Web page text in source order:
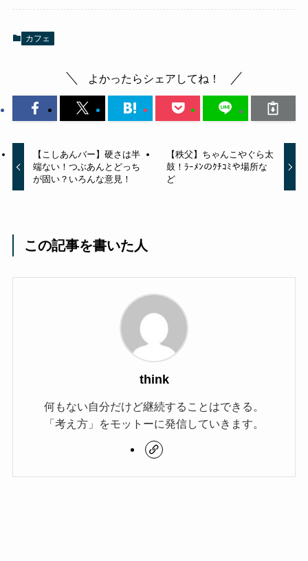
カフェ
よかったらシェアしてね！
【こしあんバー】硬さは半
端ない！つぶあんとどっち
が固い？いろんな意見！
【秩父】ちゃんこやぐら太
鼓！ﾗｰﾒﾝのｸﾁｺﾐや場所な
ど
この記事を書いた人
think
何もない自分だけど継続することはできる。
「考え方」をモットーに発信していきます。